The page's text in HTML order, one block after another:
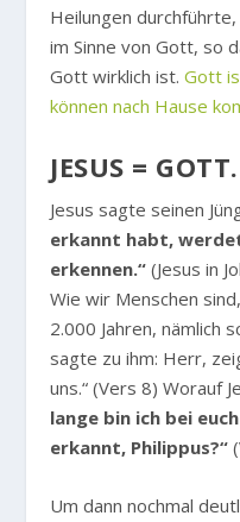
Heilungen
im Sinne von Gott, so
Gott wirklich ist.Gott
können nach Hause
JESUS =
Jesus sagte seinen
erkannt habt,
erkennen.“ (Jesus in
Wie wir Menschen
2.000 Jahren, nämlich
sagte zu ihm: Herr,
uns.“ (Vers 8) Worauf
lange bin ich bei
erkannt, Philippus?“
Um dann nochmal